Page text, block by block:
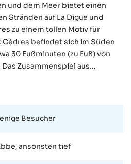
und dem Meer bietet einen
Stränden auf La Digue und
zu einem tollen Motiv für
30 Fußminuten (zu Fuß) von
Zusammenspiel aus
diesen Strand zu einem
möchte, muss am Eingang
ein Ziel für einen Strandtag.
Besucher
ansonsten tief